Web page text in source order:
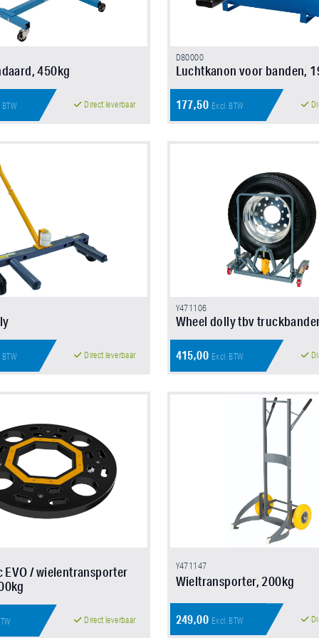
450kg
Direct leverbaar
D80000
Luchtkanon voor banden,
177,50 Excl. BTW
Direct leverbaar
Y471106
Wheel dolly tbv
415,00 Excl. BTW
EVO / wielentransporter
Direct leverbaar
Y471147
Wieltransporter, 200kg
249,00 Excl. BTW